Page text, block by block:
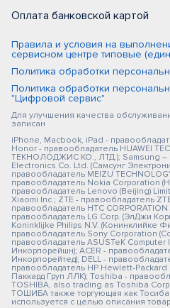
Оплата банковской картой
Правила и условия на
сервисном центре типовые
Политика обработки
Политика обработки
"Цифровой сервис"
Для улучшения качества
записан
iPhone, Macbook, iPad -
Honor - правообладатель HUAWEI
ТЕКНОЛОДЖИС КО., ЛТД.); Samsung –
Electronics Co. Ltd. (Самсунг
правообладатель MEIZU
правообладатель Nokia Corporation
правообладатель Lenovo (Beijing)
Xiaomi Inc.; ZTE - правообладатель
правообладатель HTC
правообладатель LG Corp. (ЭлДжи
Koninklijke Philips N.V. (Конинклийке
правообладатель Sony Corporation
правообладатель ASUSTeK Computer
Инкорпорейшн); ACER -
Инкорпорейтед); DELL -
правообладатель HP Hewlett-
Паккард Груп ЛЛК); Toshiba -
TOSHIBA, also trading as Toshiba
ТОШИБА также торгующая как
используется с целью описания